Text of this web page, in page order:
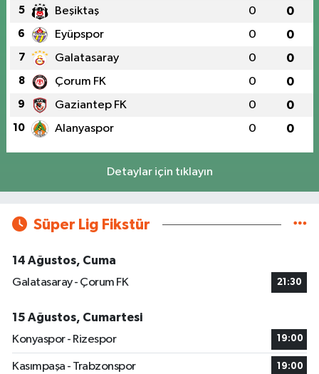
5 Beşiktaş 0 0
6 Eyüpspor 0 0
7 Galatasaray 0 0
8 Çorum FK 0 0
9 Gaziantep FK 0 0
10 Alanyaspor 0 0
Detaylar için tıklayın
Süper Lig Fikstür
14 Ağustos, Cuma
Galatasaray - Çorum FK
21:30
15 Ağustos, Cumartesi
Konyaspor - Rizespor
19:00
Kasımpaşa - Trabzonspor 19:00